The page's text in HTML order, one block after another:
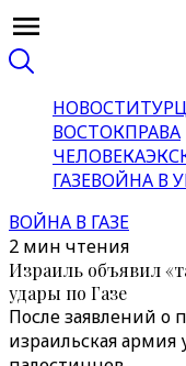
НОВОСТИ
ВОСТОКПРАВА
ЧЕЛОВЕКА
ГАЗЕВОЙНА В
ВОЙНА В ГАЗЕ
2 мин чтения
Израиль объявил
удары по Газе
После заявлений о
израильская армия